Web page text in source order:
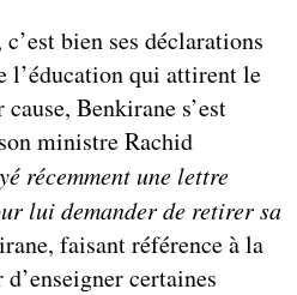
bien ses déclarations
l’éducation qui attirent le
Benkirane s’est
ministre Rachid
récemment une lettre
lui demander de retirer sa
faisant référence à la
certaines